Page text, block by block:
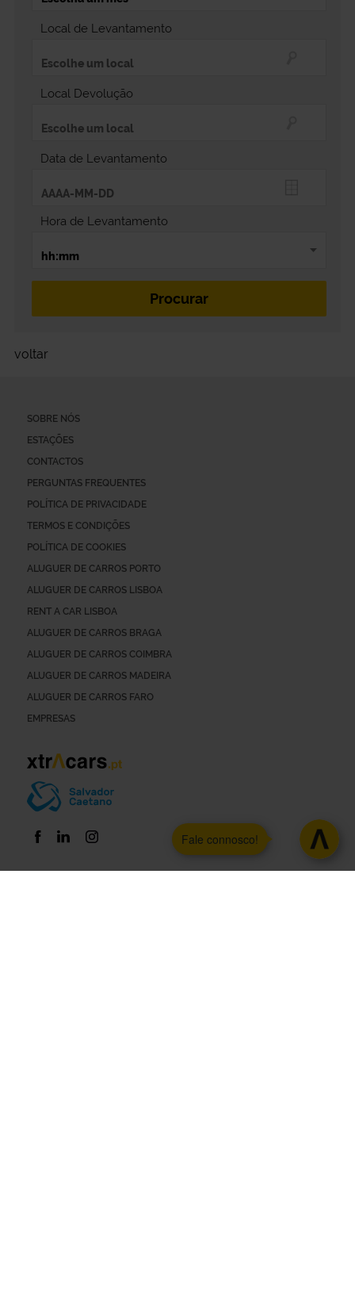
Local de Levantamento
Local Devolução
Data de Levantamento
Hora de Levantamento
voltar
SOBRE NÓS
ESTAÇÕES
CONTACTOS
PERGUNTAS FREQUENTES
POLÍTICA DE PRIVACIDADE
TERMOS E CONDIÇÕES
POLÍTICA DE COOKIES
ALUGUER DE CARROS PORTO
ALUGUER DE CARROS LISBOA
RENT A CAR LISBOA
ALUGUER DE CARROS BRAGA
ALUGUER DE CARROS COIMBRA
ALUGUER DE CARROS MADEIRA
ALUGUER DE CARROS FARO
EMPRESAS
Fale connosco!